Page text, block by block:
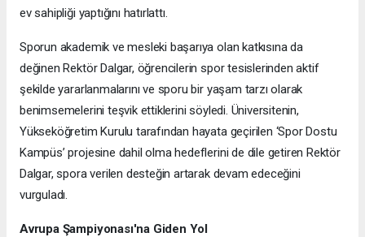
ev sahipliği yaptığını hatırlattı.
Sporun akademik ve mesleki başarıya olan katkısına da
değinen Rektör Dalgar, öğrencilerin spor tesislerinden aktif
şekilde yararlanmalarını ve sporu bir yaşam tarzı olarak
benimsemelerini teşvik ettiklerini söyledi. Üniversitenin,
Yükseköğretim Kurulu tarafından hayata geçirilen ‘Spor Dostu
Kampüs’ projesine dahil olma hedeflerini de dile getiren Rektör
Dalgar, spora verilen desteğin artarak devam edeceğini
vurguladı.
Avrupa Şampiyonası'na Giden Yol